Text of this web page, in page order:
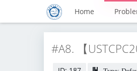
Home
#A8. 【